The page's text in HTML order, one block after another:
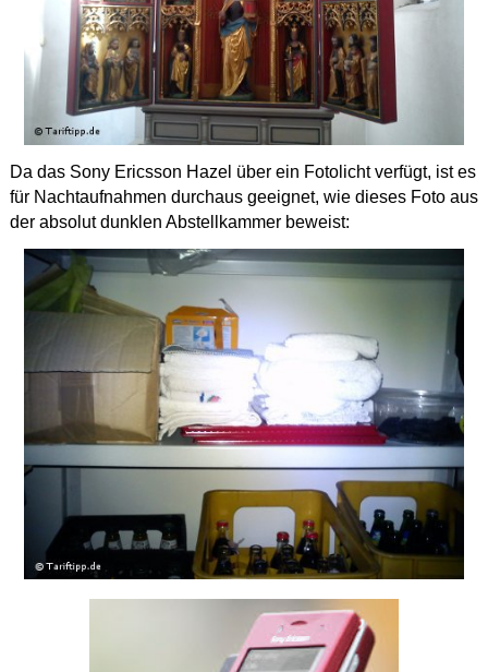
Da das Sony Ericsson Hazel über ein Fotolicht verfügt, ist es
für Nachtaufnahmen durchaus geeignet, wie dieses Foto aus
der absolut dunklen Abstellkammer beweist: